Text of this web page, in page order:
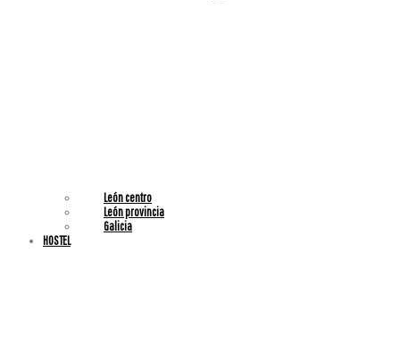
León centro
⁠León provincia
⁠Galicia
HOSTEL